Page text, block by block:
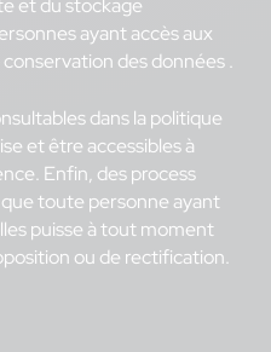
ayant accès aux
des données .
dans la politique
et être accessibles à
Enfin, des process
toute personne ayant
puisse à tout moment
ou de rectification.